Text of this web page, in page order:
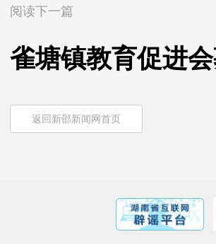
阅读下一篇
雀塘镇教育促进
返回新邵新闻网首页